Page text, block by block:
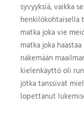
syvyyksiä, vaikka
henkilökohtaisella
matka joka vie
matka joka
näkemään
kielenkäyttö oli
jotka tanssivat
lopettanut